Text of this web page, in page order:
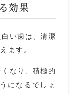
効果
い歯は、清潔
ます。
なり、積極的
になるでしょ